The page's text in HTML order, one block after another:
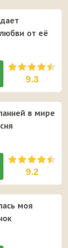
от её
9.3
в мире
9.2
моя